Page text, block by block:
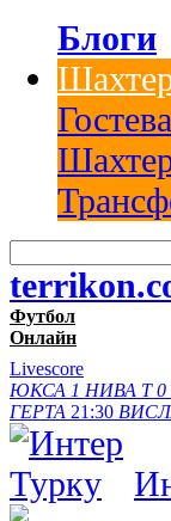
Блоги
Футбол
Онлайн
Livescore
ЮКСА 1 НИВА Т 0
ГЕРТА 21:30